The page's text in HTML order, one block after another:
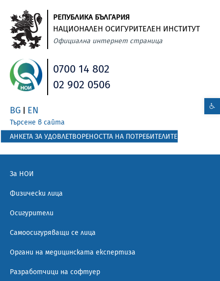
РЕПУБЛИКА БЪЛГАРИЯ
НАЦИОНАЛЕН ОСИГУРИТЕЛЕН ИНСТИТУТ
Официална интернет страница
0700 14 802
02 902 0506
BG EN
Търсене в сайта
АНКЕТА ЗА УДОВЛЕТВОРЕНОСТТА НА ПОТРЕБИТЕЛИТЕ
За НОИ
Физически лица
Осигурители
Самоосигуряващи се лица
Органи на медицинската експертиза
Разработчици на софтуер